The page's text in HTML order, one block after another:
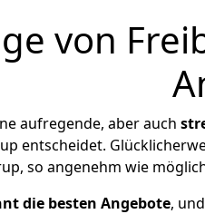
von
aufregende, aber auch
entscheidet.
so angenehm wie
die besten Angebote,